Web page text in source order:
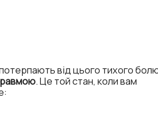
від цього тихого
. Це той стан, коли вам